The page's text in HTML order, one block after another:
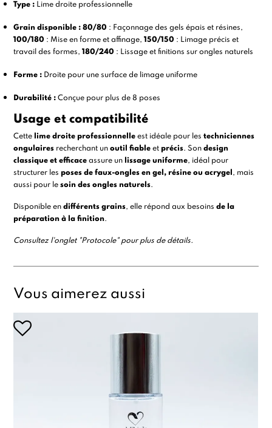
Type : Lime droite professionnelle
Grain disponible :80/80 : Façonnage des gels épais et résines,
100/180 : Mise en forme et affinage,150/150 : Limage précis et
travail des formes,180/240 : Lissage et finitions sur ongles naturels
Forme : Droite pour une surface de limage uniforme
Durabilité : Conçue pour plus de 8 poses
Usage et compatibilité
Cette lime droite professionnelle est idéale pour lestechniciennes
ongulaires recherchant unoutil fiableet précis. Sondesign
classique et efficace assure un lissage uniforme, idéal pour
structurer les poses de faux-ongles engel, résine ou acrygel , mais
aussi pour lesoin des ongles naturels.
Disponible endifférents grains, elle répond aux besoinsde la
préparation à la finition.
Consultez l'onglet "Protocole" pour plus de détails.
Vous aimerez aussi